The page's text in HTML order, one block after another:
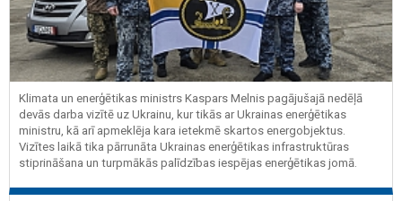
Klimata un enerģētikas ministrs Kaspars Melnis pagājušajā nedēļā
devās darba vizītē uz Ukrainu, kur tikās ar Ukrainas enerģētikas
ministru, kā arī apmeklēja kara ietekmē skartos energobjektus.
Vizītes laikā tika pārrunāta Ukrainas enerģētikas infrastruktūras
stiprināšana un turpmākās palīdzības iespējas enerģētikas jomā.